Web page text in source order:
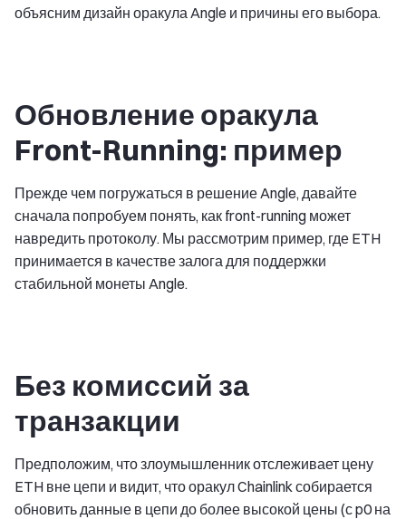
объясним дизайн оракула Angle и причины его выбора.
Обновление оракула
Front-Running: пример
Прежде чем погружаться в решение Angle, давайте
сначала попробуем понять, как front-running может
навредить протоколу. Мы рассмотрим пример, где ETH
принимается в качестве залога для поддержки
стабильной монеты Angle.
Без комиссий за
транзакции
Предположим, что злоумышленник отслеживает цену
ETH вне цепи и видит, что оракул Chainlink собирается
обновить данные в цепи до более высокой цены (с p0 на